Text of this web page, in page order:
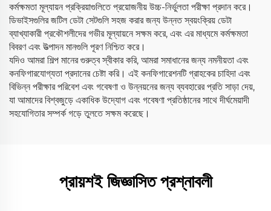
কর্মক্ষমতা মূল্যায়ন প্রক্রিয়াগুলিতে প্রয়োজনীয় উচ্চ-নির্ভুলতা পরীক্ষা প্রদান করে।
ডিভাইসগুলির জটিল ডেটা সেটগুলি সহজ করার জন্য উন্নত স্বয়ংক্রিয় ডেটা
ব্যাখ্যাকারী প্রকৌশলীদের গভীর মূল্যায়নে সক্ষম করে, এবং এর মাধ্যমে কর্মক্ষমতা
বিবরণ এবং উত্পাদন মানগুলি পূরণ নিশ্চিত করে।
যদিও আমরা শিল্প মানের গুরুত্ব স্বীকার করি, আমরা সমাধানের জন্য নমনীয়তা এবং
কনফিগারযোগ্যতা প্রদানের চেষ্টা করি। এই কনফিগারেশনটি গ্রাহকের চাহিদা এবং
বিভিন্ন পরীক্ষার পরিবেশ এবং গবেষণা ও উন্নয়নের জন্য ব্যবহারের প্রতি সাড়া দেয়,
যা আমাদের বিশ্বজুড়ে একাধিক উদ্যোগ এবং গবেষণা প্রতিষ্ঠানের সাথে দীর্ঘমেয়াদী
সহযোগিতার সম্পর্ক গড়ে তুলতে সক্ষম করেছে।
প্রায়শই জিজ্ঞাসিত প্রশ্নাবলী